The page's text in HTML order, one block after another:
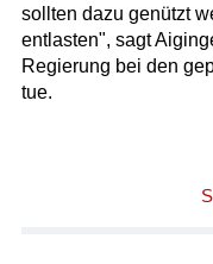
sollten dazu genützt
entlasten", sagt
Regierung bei den
tue.